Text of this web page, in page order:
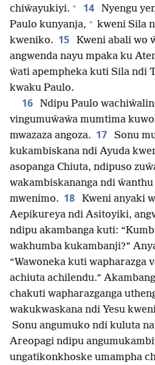
chiŵayukiyi. + 14
Nyengu
Paulo kunyanja, + kweni Sila
kweniko. 15
Kweni abali wo
angwenda nayu mpaka ku
ŵati apempheka kuti Sila ndi
kwaku Paulo.
16
Ndipu Paulo
vingumuŵaŵa mumtima
mwazaza angoza. 17
Sonu
kukambiskana ndi Ayuda
asopanga Chiuta, ndipuso
wakambiskananga ndi
mwenimo. 18
Kweni anyaki
Aepikureya ndi Asitoyiki,
ndipu akambanga kuti:
wakhumba kukambanji?”
“Wawoneka kuti wapharazga
achiuta achilendu.”
chakuti wapharazganga
wakukwaskana ndi Yesu
Sonu angumuko ndi kuluta
Areopagi ndipu
ungatikonkhoske umampha